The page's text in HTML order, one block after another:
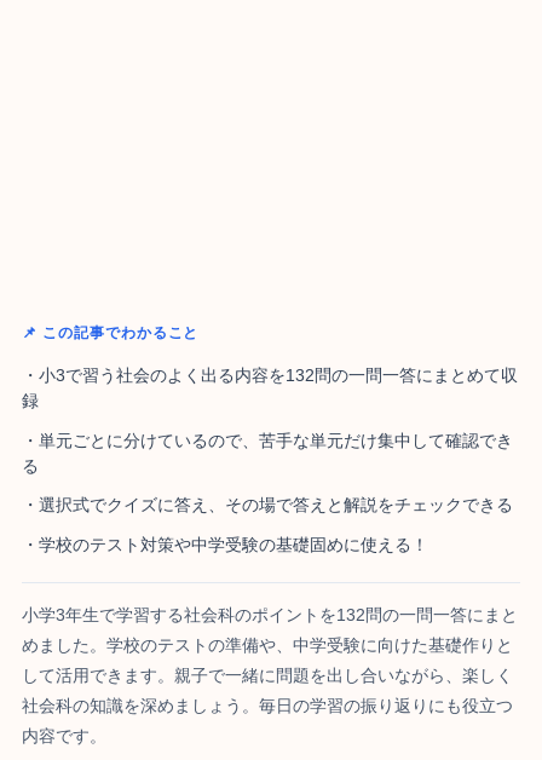
📌 この記事でわかること
・小3で習う社会のよく出る内容を132問の一問一答にまとめて収
録
・単元ごとに分けているので、苦手な単元だけ集中して確認でき
る
・選択式でクイズに答え、その場で答えと解説をチェックできる
・学校のテスト対策や中学受験の基礎固めに使える！
小学3年生で学習する社会科のポイントを132問の一問一答にまと
めました。学校のテストの準備や、中学受験に向けた基礎作りと
して活用できます。親子で一緒に問題を出し合いながら、楽しく
社会科の知識を深めましょう。毎日の学習の振り返りにも役立つ
内容です。